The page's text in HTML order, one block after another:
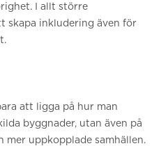
I allt större
skapa inkludering även för
att ligga på hur man
byggnader, utan även på
mer uppkopplade samhällen.